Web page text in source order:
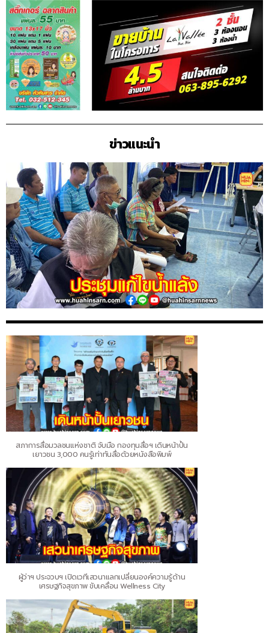
ข่าวแนะนำ
สภาการสื่อมวลชนแห่งชาติ จับมือ กองทุนสื่อฯ เดินหน้าปั้น
เยาวชน 3,000 คนรู้เท่าทันสื่อด้วยหนังสือพิมพ์
ผู้ว่าฯ ประจวบฯ เปิดเวทีเสวนาแลกเปลี่ยนองค์ความรู้ด้าน
เศรษฐกิจสุขภาพ ขับเคลื่อน Wellness City